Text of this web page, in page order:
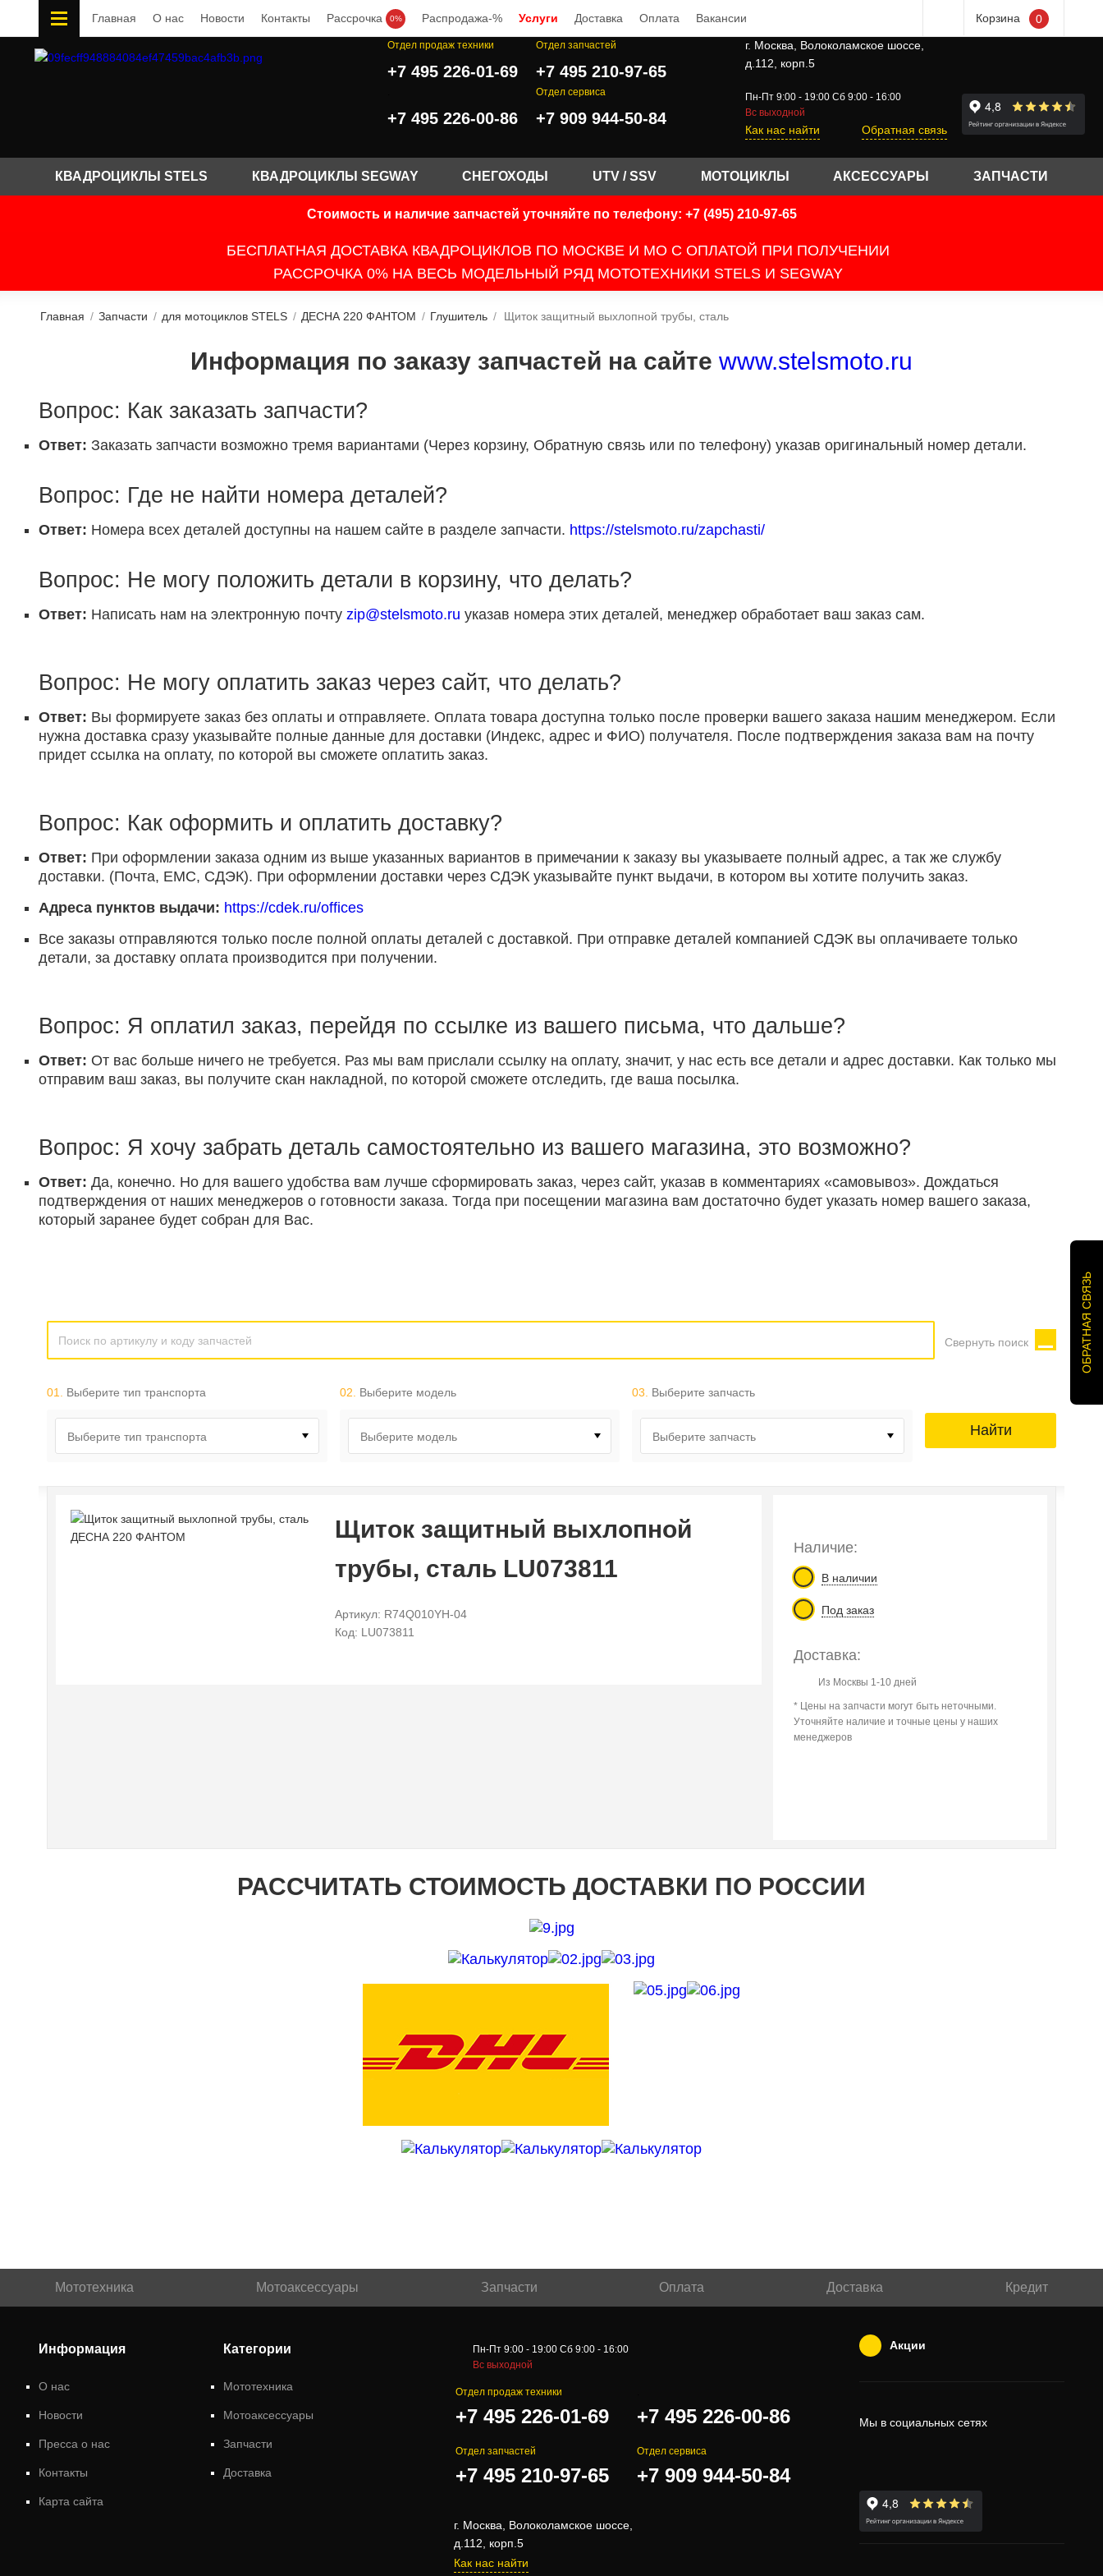
Главная О нас Новости Контакты Рассрочка 0% Распродажа-% Услуги Доставка Оплата Вакансии Корзина 0
Отдел продаж техники
+7 495 226-01-69
Отдел запчастей
+7 495 210-97-65
+7 495 226-00-86
Отдел сервиса
+7 909 944-50-84
г. Москва, Волоколамское шоссе,
д.112, корп.5
Пн-Пт 9:00 - 19:00 Сб 9:00 - 16:00
Вс выходной
Как нас найти Обратная связь
КВАДРОЦИКЛЫ STELS КВАДРОЦИКЛЫ SEGWAY СНЕГОХОДЫ UTV / SSV МОТОЦИКЛЫ АКСЕССУАРЫ ЗАПЧАСТИ
Стоимость и наличие запчастей уточняйте по телефону: +7 (495) 210-97-65
БЕСПЛАТНАЯ ДОСТАВКА КВАДРОЦИКЛОВ ПО МОСКВЕ И МО С ОПЛАТОЙ ПРИ ПОЛУЧЕНИИ
РАССРОЧКА 0% НА ВЕСЬ МОДЕЛЬНЫЙ РЯД МОТОТЕХНИКИ STELS И SEGWAY
Главная / Запчасти / для мотоциклов STELS / ДЕСНА 220 ФАНТОМ / Глушитель / Щиток защитный выхлопной трубы, сталь
Информация по заказу запчастей на сайте www.stelsmoto.ru
Вопрос: Как заказать запчасти?
Ответ: Заказать запчасти возможно тремя вариантами (Через корзину, Обратную связь или по телефону) указав оригинальный номер детали.
Вопрос: Где не найти номера деталей?
Ответ: Номера всех деталей доступны на нашем сайте в разделе запчасти. https://stelsmoto.ru/zapchasti/
Вопрос: Не могу положить детали в корзину, что делать?
Ответ: Написать нам на электронную почту zip@stelsmoto.ru указав номера этих деталей, менеджер обработает ваш заказ сам.
Вопрос: Не могу оплатить заказ через сайт, что делать?
Ответ: Вы формируете заказ без оплаты и отправляете. Оплата товара доступна только после проверки вашего заказа нашим менеджером. Если
нужна доставка сразу указывайте полные данные для доставки (Индекс, адрес и ФИО) получателя. После подтверждения заказа вам на почту
придет ссылка на оплату, по которой вы сможете оплатить заказ.
Вопрос: Как оформить и оплатить доставку?
Ответ: При оформлении заказа одним из выше указанных вариантов в примечании к заказу вы указываете полный адрес, а так же службу
доставки. (Почта, ЕМС, СДЭК). При оформлении доставки через СДЭК указывайте пункт выдачи, в котором вы хотите получить заказ.
Адреса пунктов выдачи: https://cdek.ru/offices
Все заказы отправляются только после полной оплаты деталей с доставкой. При отправке деталей компанией СДЭК вы оплачиваете только
детали, за доставку оплата производится при получении.
Вопрос: Я оплатил заказ, перейдя по ссылке из вашего письма, что дальше?
Ответ: От вас больше ничего не требуется. Раз мы вам прислали ссылку на оплату, значит, у нас есть все детали и адрес доставки. Как только мы
отправим ваш заказ, вы получите скан накладной, по которой сможете отследить, где ваша посылка.
Вопрос: Я хочу забрать деталь самостоятельно из вашего магазина, это возможно?
Ответ: Да, конечно. Но для вашего удобства вам лучше сформировать заказ, через сайт, указав в комментариях «самовывоз». Дождаться
подтверждения от наших менеджеров о готовности заказа. Тогда при посещении магазина вам достаточно будет указать номер вашего заказа,
который заранее будет собран для Вас.
Свернуть поиск
01. Выберите тип транспорта
Выберите тип транспорта
02. Выберите модель
Выберите модель
03. Выберите запчасть
Выберите запчасть Найти
Щиток защитный выхлопной
трубы, сталь LU073811
Артикул: R74Q010YH-04
Код: LU073811
Наличие:
В наличии
Под заказ
Доставка:
Из Москвы 1-10 дней
* Цены на запчасти могут быть неточными.
Уточняйте наличие и точные цены у наших
менеджеров
РАССЧИТАТЬ СТОИМОСТЬ ДОСТАВКИ ПО РОССИИ
Мототехника Мотоаксессуары Запчасти Оплата Доставка Кредит
Информация
О нас
Новости
Пресса о нас
Контакты
Карта сайта
Категории
Мототехника
Мотоаксессуары
Запчасти
Доставка
Пн-Пт 9:00 - 19:00 Сб 9:00 - 16:00
Вс выходной
Отдел продаж техники
+7 495 226-01-69 +7 495 226-00-86
Отдел запчастей
+7 495 210-97-65
Отдел сервиса
+7 909 944-50-84
г. Москва, Волоколамское шоссе,
д.112, корп.5
Как нас найти
Акции
Мы в социальных сетях
ОБРАТНАЯ СВЯЗЬ